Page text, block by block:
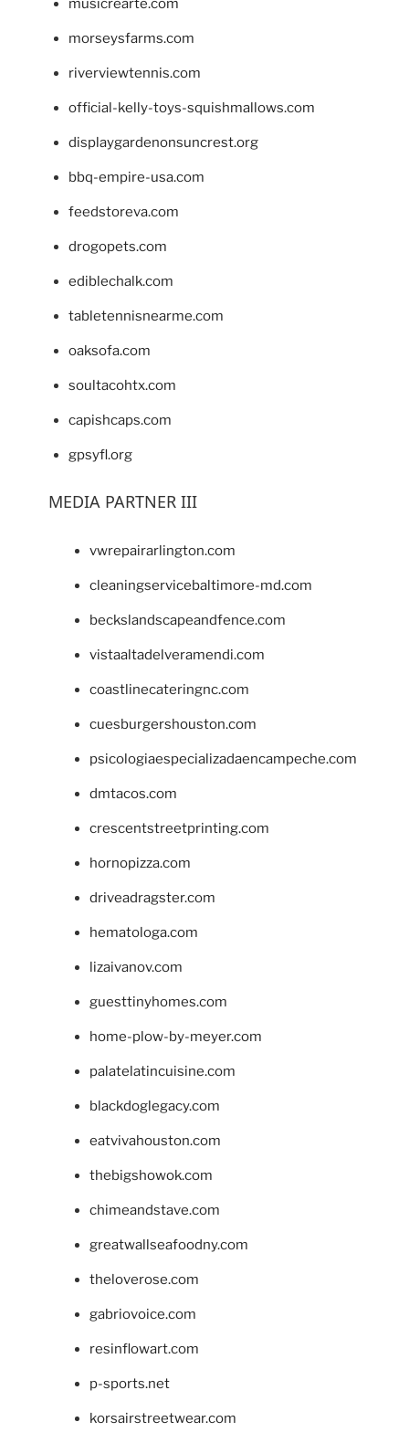
musicrearte.com
morseysfarms.com
riverviewtennis.com
official-kelly-toys-squishmallows.com
displaygardenonsuncrest.org
bbq-empire-usa.com
feedstoreva.com
drogopets.com
ediblechalk.com
tabletennisnearme.com
oaksofa.com
soultacohtx.com
capishcaps.com
gpsyfl.org
MEDIA PARTNER III
vwrepairarlington.com
cleaningservicebaltimore-md.com
beckslandscapeandfence.com
vistaaltadelveramendi.com
coastlinecateringnc.com
cuesburgershouston.com
psicologiaespecializadaencampeche.com
dmtacos.com
crescentstreetprinting.com
hornopizza.com
driveadragster.com
hematologa.com
lizaivanov.com
guesttinyhomes.com
home-plow-by-meyer.com
palatelatincuisine.com
blackdoglegacy.com
eatvivahouston.com
thebigshowok.com
chimeandstave.com
greatwallseafoodny.com
theloverose.com
gabriovoice.com
resinflowart.com
p-sports.net
korsairstreetwear.com